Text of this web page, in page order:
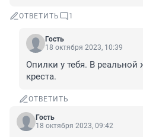
ОТВЕТИТЬ 1
Гость
18 октября 2023, 10:39
Опилки у тебя. В реальной
креста.
ОТВЕТИТЬ
Гость
18 октября 2023, 09:42